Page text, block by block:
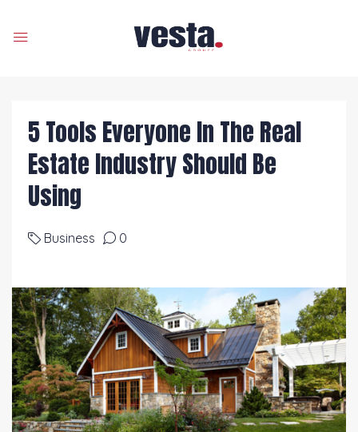
5 Tools Everyone In The Real
Estate Industry Should Be
Using
Business 0